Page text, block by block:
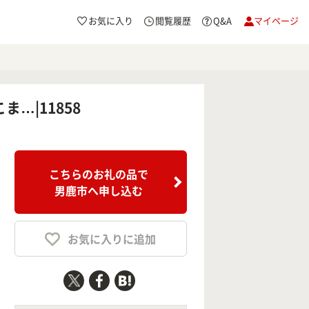
お気に入り 閲覧履歴 Q&A マイページ
ま…|11858
こちらのお礼の品で
男鹿市へ申し込む
お気に入りに追加